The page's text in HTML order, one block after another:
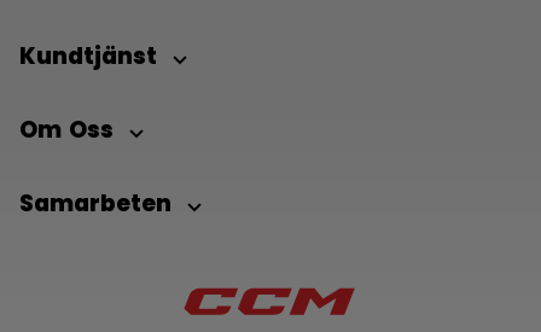
Kundtjänst
Om Oss
Samarbeten